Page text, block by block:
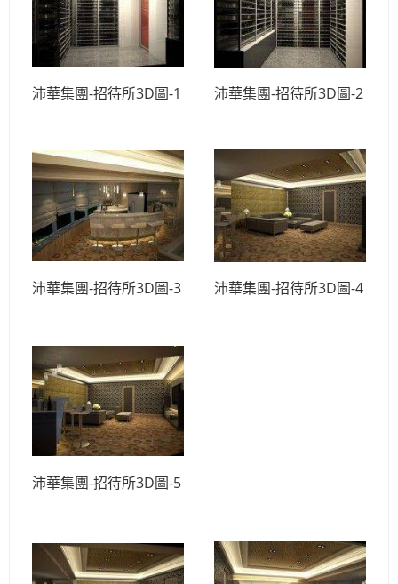
沛華集團-招待所3D圖-1 沛華集團-招待所3D圖-2
沛華集團-招待所3D圖-3 沛華集團-招待所3D圖-4
沛華集團-招待所3D圖-5